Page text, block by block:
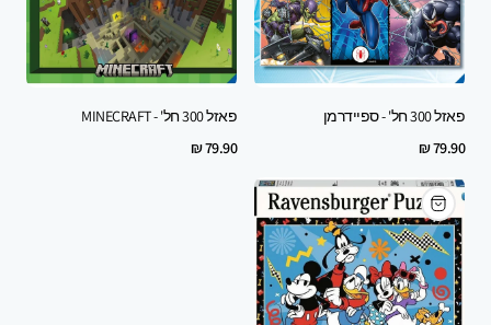
פאזל 300 חל' - ספיידרמן
Regular
79.90 ₪
פאזל 300 חל' - MINECRAFT
Regular
79.90 ₪